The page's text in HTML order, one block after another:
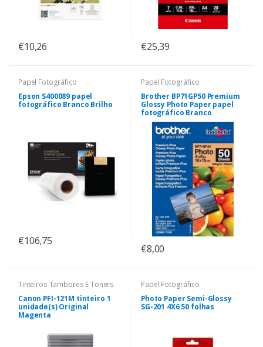
€10,26 €25,39
Papel Fotográfico
Epson S400089 papel
fotográfico Branco Brilho
€106,75
Papel Fotográfico
Brother BP71GP50 Premium
Glossy Photo Paper papel
fotográfico Branco
€8,00
Tinteiros Tambores E Toners
Canon PFI-121M tinteiro 1
unidade(s) Original
Magenta
Papel Fotográfico
Photo Paper Semi-Glossy
SG-201 4X6 50 folhas